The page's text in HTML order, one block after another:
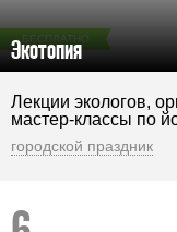
БЕСПЛАТНО
Экотопия
Лекции экологов,
мастер-классы по
городской праздник